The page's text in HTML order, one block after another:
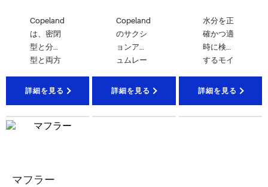
Copeland
は、密閉
型と分解
型と両方
タードラ
え、これ
でなく酸
詳細を見る
Copeland
のサクシ
ョンアキ
ュムレー
ンプレッ
詳細を見る
水分を正
確かつ適
時に検出
するモイ
ンジケー
詳細を見る
マフラー